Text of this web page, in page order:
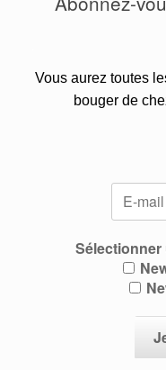
Vous aurez toutes
bouger de